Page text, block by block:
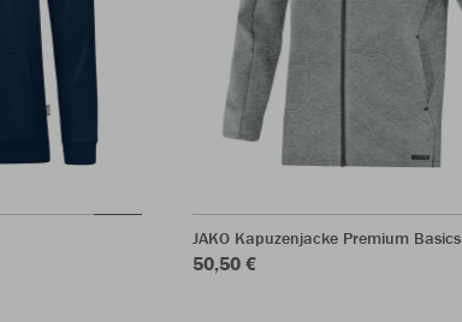
JAKO Kapuzenjacke Premium Basics
50,50 €